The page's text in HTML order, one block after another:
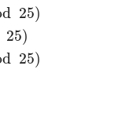
25)
25)
25)